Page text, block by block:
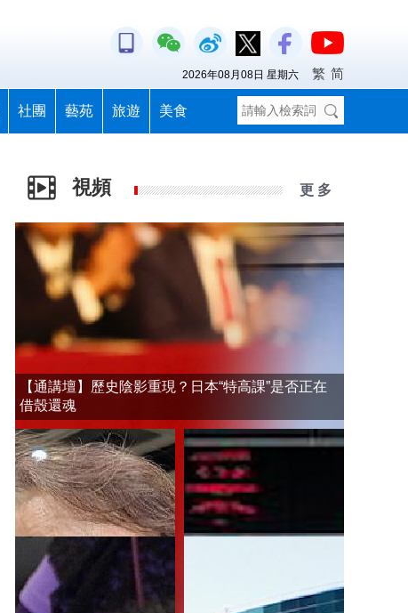
社團 藝苑 旅遊 美食
2026年08月08日 星期六 繁 简
視頻 更 多
【通講壇】歷史陰影重現？日本“特高課”是否正在
借殼還魂